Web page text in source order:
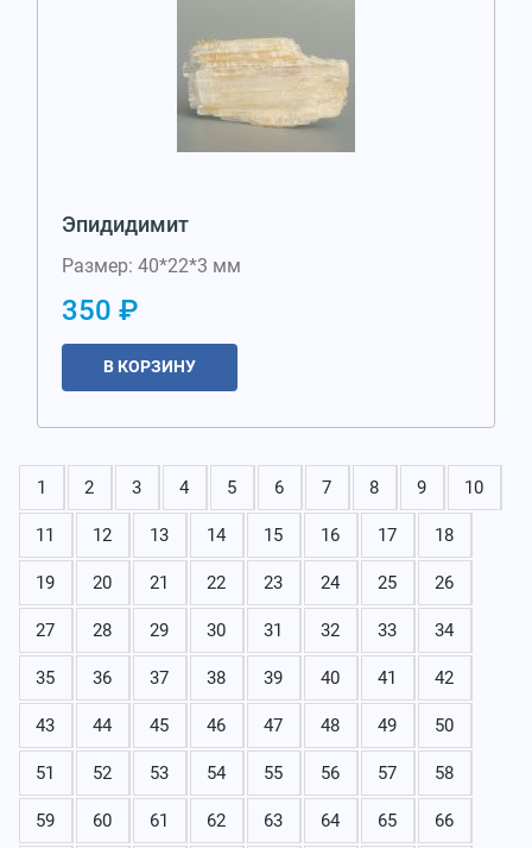
Эпидидимит
Размер: 40*22*3 мм
350 ₽
В КОРЗИНУ
1 2 3 4 5 6 7 8 9 10
11 12 13 14 15 16 17 18
19 20 21 22 23 24 25 26
27 28 29 30 31 32 33 34
35 36 37 38 39 40 41 42
43 44 45 46 47 48 49 50
51 52 53 54 55 56 57 58
59 60 61 62 63 64 65 66